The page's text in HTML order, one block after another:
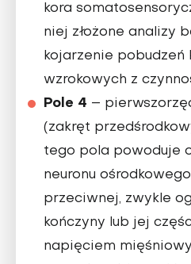
kora
niej złożone analizy
kojarzenie pobudzeń
wzrokowych z
Pole 4 –
(zakręt
tego pola powoduje
neuronu
przeciwnej, zwykle
kończyny lub jej
napięciem